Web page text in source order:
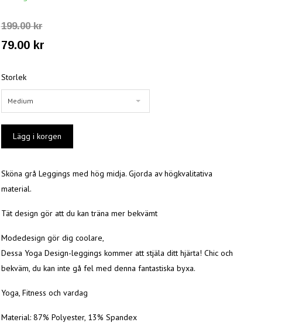
199.00 kr
79.00 kr
Storlek
Medium
Sköna grå Leggings med hög midja. Gjorda av högkvalitativa
material.
Tät design gör att du kan träna mer bekvämt
Modedesign gör dig coolare,
Dessa Yoga Design-leggings kommer att stjäla ditt hjärta! Chic och
bekväm, du kan inte gå fel med denna fantastiska byxa.
Yoga, Fitness och vardag
Material: 87% Polyester, 13% Spandex